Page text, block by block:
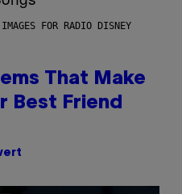
FOR RADIO DISNEY
That Make
Best Friend